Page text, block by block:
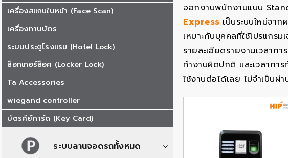
เครื่องสแกนใบหน้า (Face Scan)
เครื่องทาบบัตร
ระบบประตูโรงแรม (Hotel Lock)
ล็อกเกอร์ล็อค (Locker Lock)
Ta Accessories
wiegand controller
บัตรคีย์การ์ด (Key Card)
ระบบลานจอดรถทั้งหมด
ออกงานพนักงานแบบ
Express เป็นระบบใหม่จา
เหมาะกับบุคคลที่ใช้โปรแกร
รายละเอียดรายงานเวลาก
ทำงานผิดปกติ และเวลากา
ใช้งานต่อได้เลย ไม่จำเป็นผ่